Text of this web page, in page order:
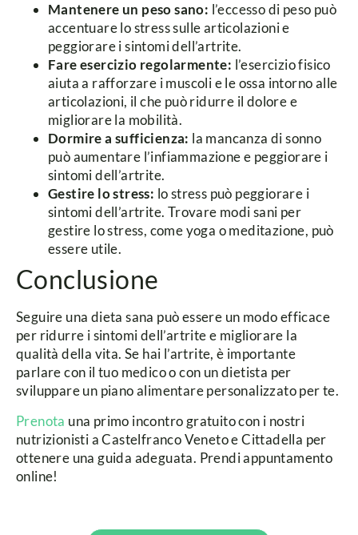
Mantenere un peso sano: l’eccesso di peso può
accentuare lo stress sulle articolazioni e
peggiorare i sintomi dell’artrite.
Fare esercizio regolarmente: l’esercizio fisico
aiuta a rafforzare i muscoli e le ossa intorno alle
articolazioni, il che può ridurre il dolore e
migliorare la mobilità.
Dormire a sufficienza: la mancanza di sonno
può aumentare l’infiammazione e peggiorare i
sintomi dell’artrite.
Gestire lo stress: lo stress può peggiorare i
sintomi dell’artrite. Trovare modi sani per
gestire lo stress, come yoga o meditazione, può
essere utile.
Conclusione
Seguire una dieta sana può essere un modo efficace
per ridurre i sintomi dell’artrite e migliorare la
qualità della vita. Se hai l’artrite, è importante
parlare con il tuo medico o con un dietista per
sviluppare un piano alimentare personalizzato per te.
Prenota una primo incontro gratuito con i nostri
nutrizionisti a Castelfranco Veneto e Cittadella per
ottenere una guida adeguata. Prendi appuntamento
online!